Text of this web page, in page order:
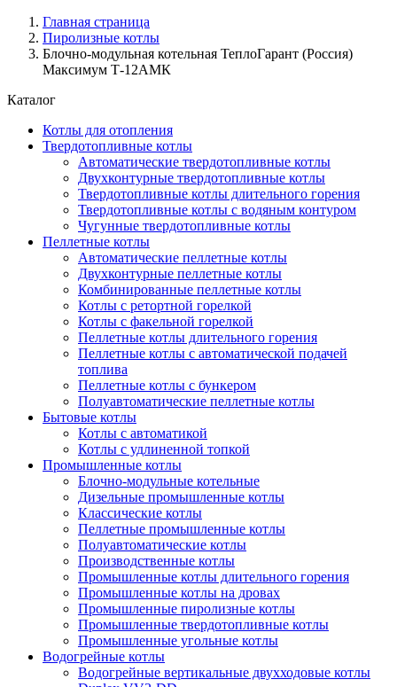
Главная страница
Пиролизные котлы
Блочно-модульная котельная ТеплоГарант (Россия)
Максимум Т-12АМК
Каталог
Котлы для отопления
Твердотопливные котлы
Автоматические твердотопливные котлы
Двухконтурные твердотопливные котлы
Твердотопливные котлы длительного горения
Твердотопливные котлы с водяным контуром
Чугунные твердотопливные котлы
Пеллетные котлы
Автоматические пеллетные котлы
Двухконтурные пеллетные котлы
Комбинированные пеллетные котлы
Котлы с ретортной горелкой
Котлы с факельной горелкой
Пеллетные котлы длительного горения
Пеллетные котлы с автоматической подачей
топлива
Пеллетные котлы с бункером
Полуавтоматические пеллетные котлы
Бытовые котлы
Котлы с автоматикой
Котлы с удлиненной топкой
Промышленные котлы
Блочно-модульные котельные
Дизельные промышленные котлы
Классические котлы
Пеллетные промышленные котлы
Полуавтоматические котлы
Производственные котлы
Промышленные котлы длительного горения
Промышленные котлы на дровах
Промышленные пиролизные котлы
Промышленные твердотопливные котлы
Промышленные угольные котлы
Водогрейные котлы
Водогрейные вертикальные двухходовые котлы